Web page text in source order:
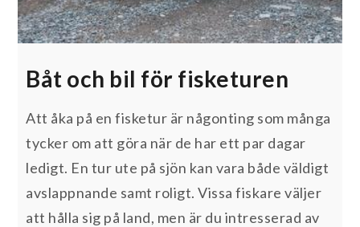
Båt och bil för fisketuren
Att åka på en fisketur är någonting som många
tycker om att göra när de har ett par dagar
ledigt. En tur ute på sjön kan vara både väldigt
avslappnande samt roligt. Vissa fiskare väljer
att hålla sig på land, men är du intresserad av